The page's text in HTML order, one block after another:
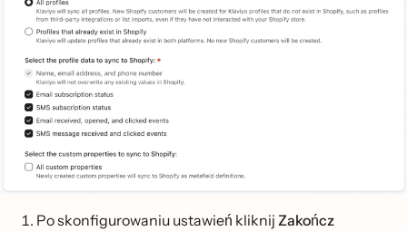
Po skonfigurowaniu ustawień kliknij Zakończ